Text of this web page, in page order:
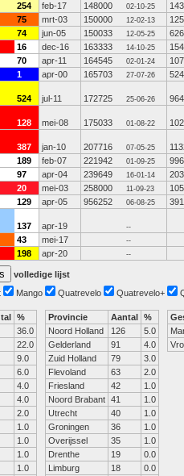
254 feb-17 148000 02-10-25
75 mrt-03 150000 12-02-13
74 jun-05 150033 12-05-25
626
16 dec-16 163333 14-10-25
70 apr-11 164545 02-01-24
1 apr-00 165703 27-07-26 524
524 jul-11 172725 25-06-26 964
128 mei-08 175033 01-08-22
387 jan-10 207716 07-05-25
189 feb-07 221942 01-09-25
996
97 apr-04 239649 16-01-14
20 mei-03 258000 11-09-23
129 apr-05 956252 06-08-25
137 apr-19
--
43 mei-17
--
198 apr-20 --
volledige lijst
Mango Quatrevelo Quatrevelo+
%
36.0
22.0
9.0
6.0
4.0
4.0
2.0
1.0
1.0
1.0
1.0
Provincie Aantal %
Noord Holland
126
5.0
Gelderland
91
4.0
Zuid Holland
79
3.0
Flevoland
63
2.0
Friesland
42
1.0
Noord Brabant 41
1.0
Utrecht
40
1.0
Groningen
36
1.0
Overijssel
35
1.0
Drenthe
19
0.0
Limburg
18
0.0